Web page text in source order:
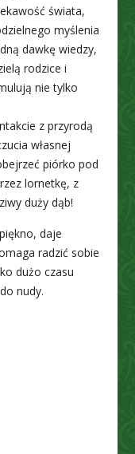
świata,
myślenia
dawkę wiedzy,
rodzice i
nie tylko
z przyrodą
własnej
piórko pod
lornetkę, z
duży dąb!
daje
radzić sobie
dużo czasu
nudy.